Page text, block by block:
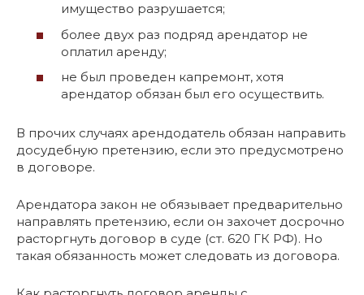
имущество разрушается;
более двух раз подряд арендатор не
оплатил аренду;
не был проведен капремонт, хотя
арендатор обязан был его осуществить.
В прочих случаях арендодатель обязан направить
досудебную претензию, если это предусмотрено
в договоре.
Арендатора закон не обязывает предварительно
направлять претензию, если он захочет досрочно
расторгнуть договор в суде (ст. 620 ГК РФ). Но
такая обязанность может следовать из договора.